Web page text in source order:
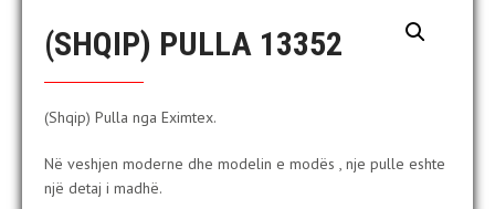
(SHQIP) PULLA 13352
(Shqip) Pulla nga Eximtex.
Në veshjen moderne dhe modelin e modës , nje pulle eshte
një detaj i madhë.